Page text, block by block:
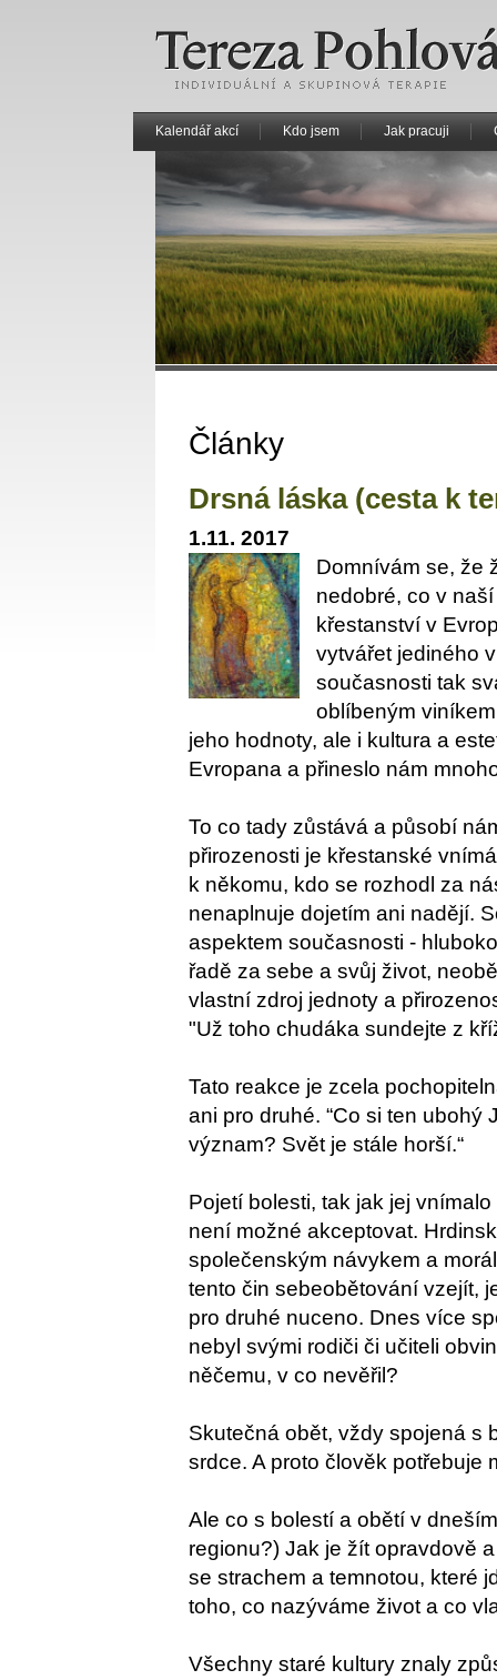
Články
Drsná láska (cesta k
1.11. 2017
Domnívám se, že
nedobré, co v
křestanství v
vytvářet jediného
současnosti tak
oblíbeným
jeho hodnoty, ale i kultura a
Evropana a přineslo nám
To co tady zůstává a působí
přirozenosti je křestanské
k někomu, kdo se rozhodl za
nenaplnuje dojetím ani nadějí.
aspektem současnosti -
řadě za sebe a svůj život,
vlastní zdroj jednoty a
"Už toho chudáka sundejte z
Tato reakce je zcela
ani pro druhé. “Co si ten ubohý
význam? Svět je stále horší.“
Pojetí bolesti, tak jak jej
není možné akceptovat.
společenským návykem a
tento čin sebeobětování vzejít,
pro druhé nuceno. Dnes více
nebyl svými rodiči či učiteli
něčemu, v co nevěřil?
Skutečná obět, vždy spojená s
srdce. A proto člověk potřebuje
Ale co s bolestí a obětí v
regionu?) Jak je žít opravdově
se strachem a temnotou, které
toho, co nazýváme život a co
Všechny staré kultury znaly
Kalendář akcí Kdo jsem Jak pracuji